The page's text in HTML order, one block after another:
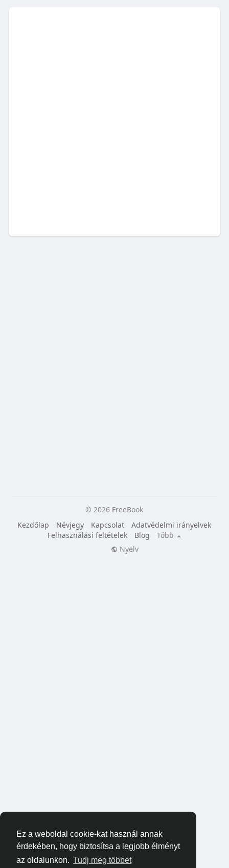
Ez a weboldal cookie-kat használ annak
érdekében, hogy biztosítsa a legjobb élményt
az oldalunkon. Tudj meg többet
© 2026 FreeBook
Kezdőlap
Névjegy Kapcsolat
Adatvédelmi irányelvek
Felhasználási feltételek
Blog
Több
Nyelv